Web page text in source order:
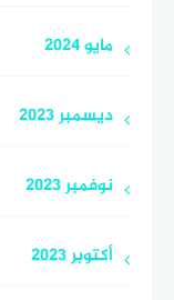
مايو 2024
ديسمبر 2023
نوفمبر 2023
أكتوبر 2023